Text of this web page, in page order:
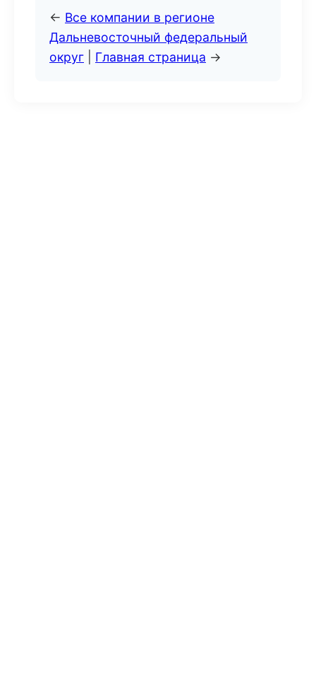
← Все компании в регионе
Дальневосточный федеральный
округ
Главная страница →